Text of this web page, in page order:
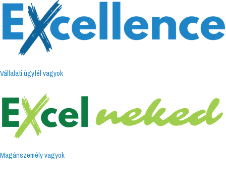
Skip
content
Vállalati ügyfél vagyok
Magánszemély vagyok